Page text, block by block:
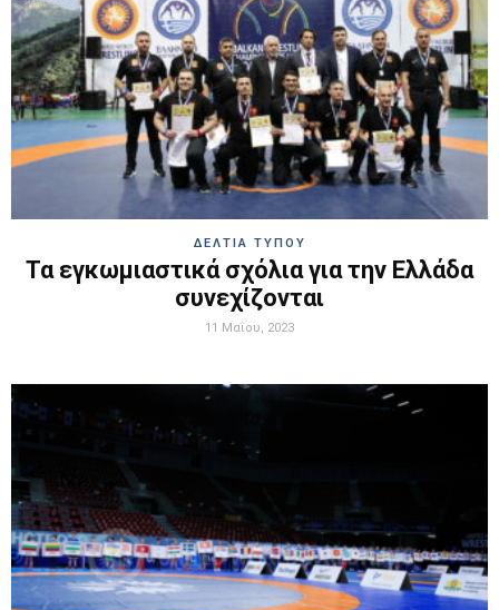
ΔΕΛΤΙΑ ΤΥΠΟΥ
Τα εγκωμιαστικά σχόλια για την Ελλάδα
συνεχίζονται
11 Μαΐου, 2023